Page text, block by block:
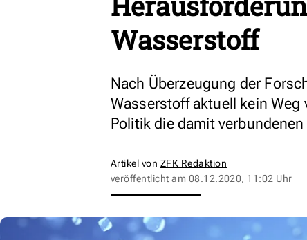
Wasserstoff
Nach Überzeugung der
Wasserstoff aktuell kein
Politik die damit
Artikel von ZFK Redaktion
veröffentlicht am 08.12.2020, 11:02 Uhr